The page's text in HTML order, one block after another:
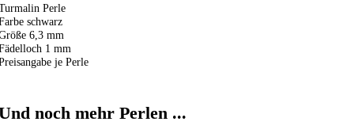
Perle
schwarz
6,3 mm
1 mm
je Perle
noch mehr Perlen ...